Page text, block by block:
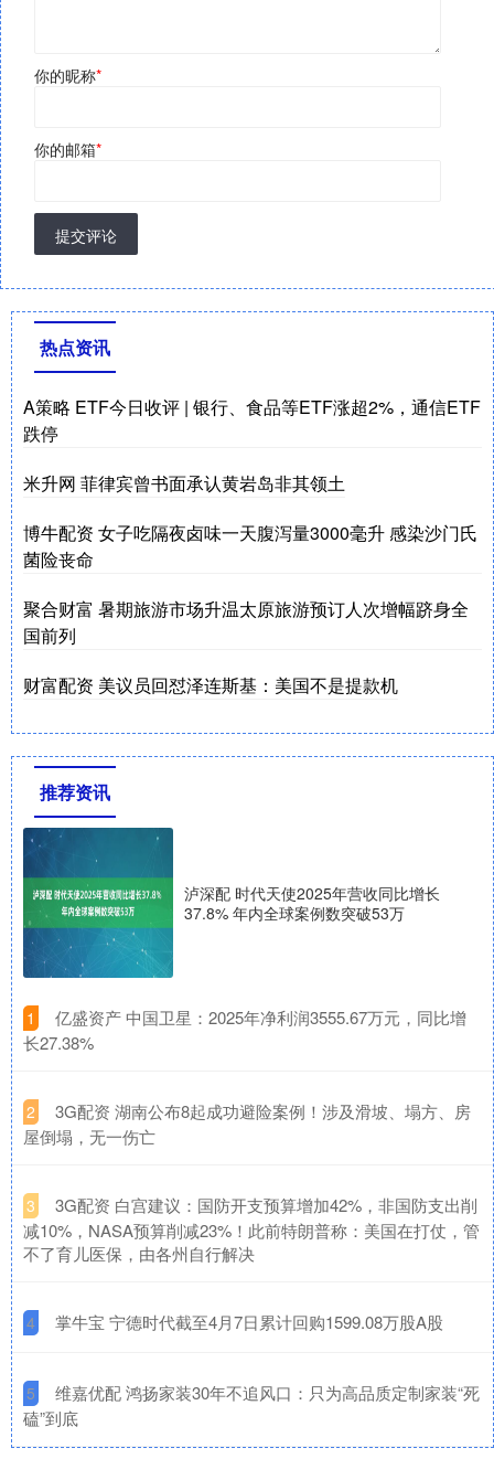
你的昵称*
你的邮箱*
提交评论
热点资讯
A策略 ETF今日收评 | 银行、食品等ETF涨超2%，通信ETF
跌停
米升网 菲律宾曾书面承认黄岩岛非其领土
博牛配资 女子吃隔夜卤味一天腹泻量3000毫升 感染沙门氏
菌险丧命
聚合财富 暑期旅游市场升温太原旅游预订人次增幅跻身全
国前列
财富配资 美议员回怼泽连斯基：美国不是提款机
推荐资讯
泸深配 时代天使2025年营收同比增长
37.8% 年内全球案例数突破53万
1
​亿盛资产 中国卫星：2025年净利润3555.67万元，同比增
长27.38%
2
​3G配资 湖南公布8起成功避险案例！涉及滑坡、塌方、房
屋倒塌，无一伤亡
3
​3G配资 白宫建议：国防开支预算增加42%，非国防支出削
减10%，NASA预算削减23%！此前特朗普称：美国在打仗，管
不了育儿医保，由各州自行解决
4 ​掌牛宝 宁德时代截至4月7日累计回购1599.08万股A股
5
​维嘉优配 鸿扬家装30年不追风口：只为高品质定制家装“死
磕”到底